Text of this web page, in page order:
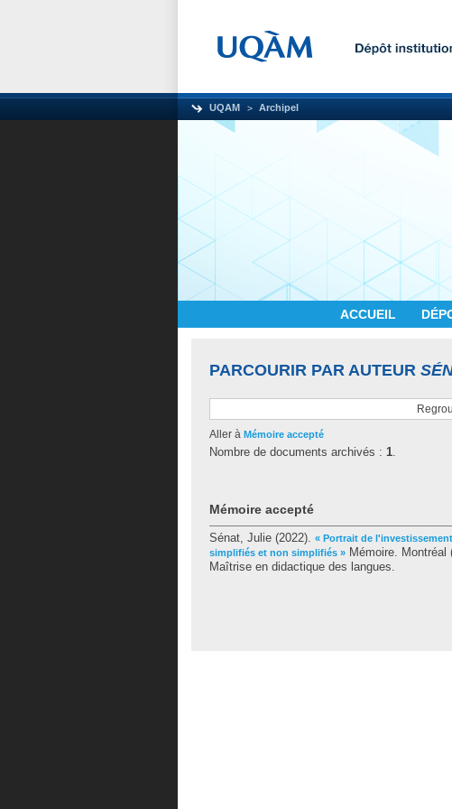
UQAM Archipel
ACCUEIL
PARCOURIR PAR AUTEUR
Aller à Mémoire accepté
Nombre de documents archivés : 1.
Mémoire accepté
Sénat, Julie (2022). « Portrait de
simplifiés et non simplifiés » Mémoire.
Maîtrise en didactique des langues.